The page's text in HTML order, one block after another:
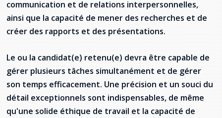
communication et de relations interpersonnelles,
ainsi que la capacité de mener des recherches et de
créer des rapports et des présentations.
Le ou la candidat(e) retenu(e) devra être capable de
gérer plusieurs tâches simultanément et de gérer
son temps efficacement. Une précision et un souci du
détail exceptionnels sont indispensables, de même
qu'une solide éthique de travail et la capacité de